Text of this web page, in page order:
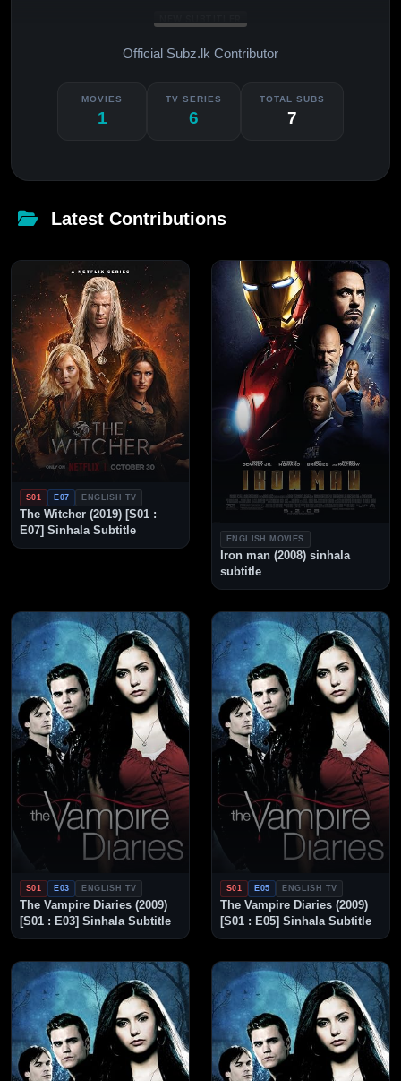
Official Subz.lk Contributor
MOVIES
1
TV SERIES
6
TOTAL SUBS
7
Latest Contributions
S01 E07 ENGLISH TV
The Witcher (2019) [S01 :
E07] Sinhala Subtitle
ENGLISH MOVIES
Iron man (2008) sinhala
subtitle
S01 E03 ENGLISH TV
The Vampire Diaries (2009)
[S01 : E03] Sinhala Subtitle
S01 E05 ENGLISH TV
The Vampire Diaries (2009)
[S01 : E05] Sinhala Subtitle